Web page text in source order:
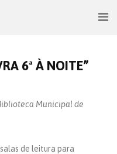
6ª À NOITE”
Municipal de
de leitura para